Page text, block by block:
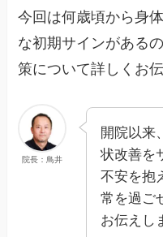
今回は何歳頃から身
な初期サインがある
策について詳しくお
院長：鳥井
開院以来
状改善を
不安を抱
常を過ご
お伝えし